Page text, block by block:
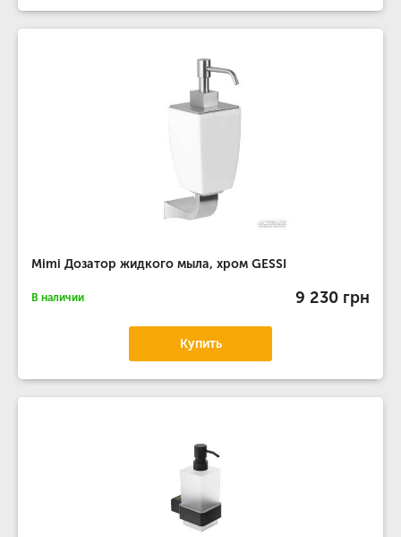
Mimi Дозатор жидкого мыла, хром GESSI
В наличии 9 230 грн
Купить